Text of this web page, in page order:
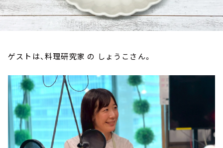
ゲストは、料理研究家 の しょうこさん。